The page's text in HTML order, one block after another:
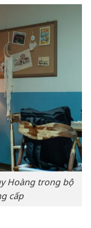
Hoàng trong bộ
cấp